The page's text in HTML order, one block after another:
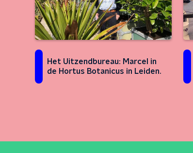
Het Uitzendbureau: Marcel in
de Hortus Botanicus in Leiden.